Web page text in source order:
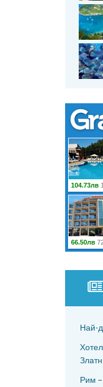
Най-
Рим